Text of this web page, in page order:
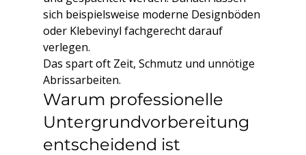
sich beispielsweise moderne Designböden
oder Klebevinyl fachgerecht darauf
verlegen.
Das spart oft Zeit, Schmutz und unnötige
Abrissarbeiten.
Warum professionelle
Untergrundvorbereitung
entscheidend ist